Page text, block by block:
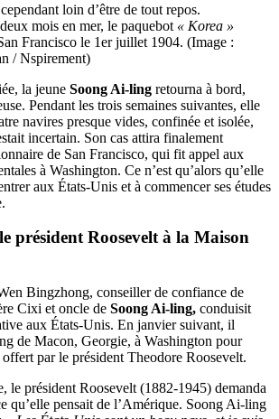
loin d’être de tout repos.
mois en mer, le paquebot « Korea »
Francisco le 1er juillet 1904. (Image :
/ Nspirement)
la jeune Soong Ai-ling retourna à bord,
Pendant les trois semaines suivantes, elle
navires presque vides, confinée et isolée,
incertain. Son cas attira finalement
de San Francisco, qui fit appel aux
à Washington. Ce n’est qu’alors qu’elle
aux États-Unis et à commencer ses études
président Roosevelt à la Maison
Bingzhong, conseiller de confiance de
Cixi et oncle de Soong Ai-ling, conduisit
aux États-Unis. En janvier suivant, il
de Macon, Georgie, à Washington pour
offert par le président Theodore Roosevelt.
le président Roosevelt (1882-1945) demanda
qu’elle pensait de l’Amérique. Soong Ai-ling